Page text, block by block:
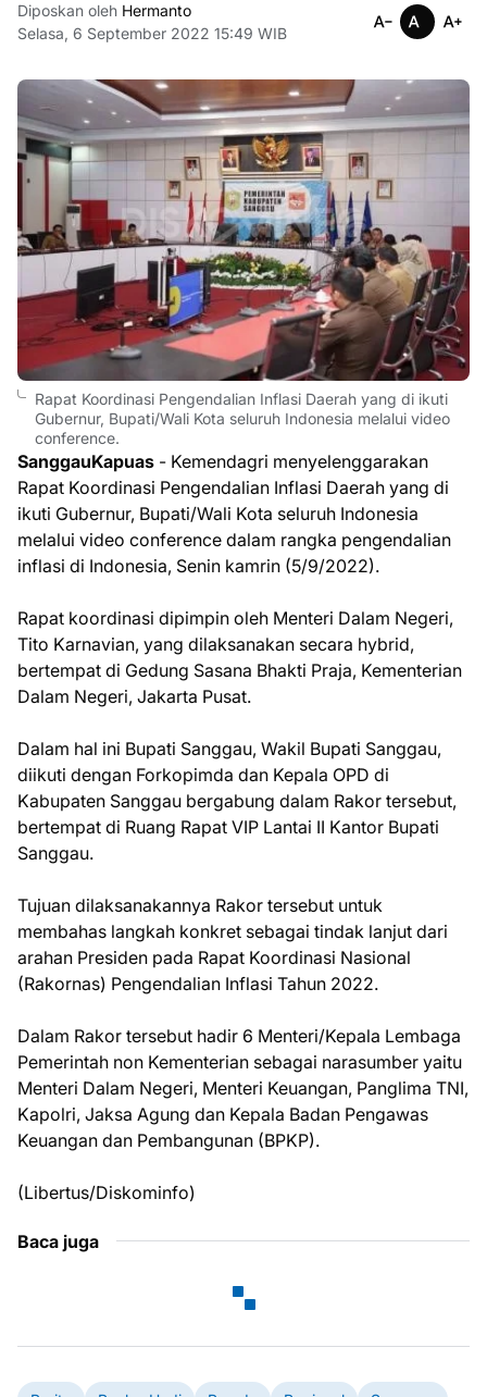
Diposkan oleh Hermanto
Selasa, 6 September 2022 15:49 WIB
Rapat Koordinasi Pengendalian Inflasi Daerah yang di ikuti
Gubernur, Bupati/Wali Kota seluruh Indonesia melalui video
conference.
SanggauKapuas - Kemendagri menyelenggarakan
Rapat Koordinasi Pengendalian Inflasi Daerah yang di
ikuti Gubernur, Bupati/Wali Kota seluruh Indonesia
melalui video conference dalam rangka pengendalian
inflasi di Indonesia, Senin kamrin (5/9/2022).
Rapat koordinasi dipimpin oleh Menteri Dalam Negeri,
Tito Karnavian, yang dilaksanakan secara hybrid,
bertempat di Gedung Sasana Bhakti Praja, Kementerian
Dalam Negeri, Jakarta Pusat.
Dalam hal ini Bupati Sanggau, Wakil Bupati Sanggau,
diikuti dengan Forkopimda dan Kepala OPD di
Kabupaten Sanggau bergabung dalam Rakor tersebut,
bertempat di Ruang Rapat VIP Lantai II Kantor Bupati
Sanggau.
Tujuan dilaksanakannya Rakor tersebut untuk
membahas langkah konkret sebagai tindak lanjut dari
arahan Presiden pada Rapat Koordinasi Nasional
(Rakornas) Pengendalian Inflasi Tahun 2022.
Dalam Rakor tersebut hadir 6 Menteri/Kepala Lembaga
Pemerintah non Kementerian sebagai narasumber yaitu
Menteri Dalam Negeri, Menteri Keuangan, Panglima TNI,
Kapolri, Jaksa Agung dan Kepala Badan Pengawas
Keuangan dan Pembangunan (BPKP).
(Libertus/Diskominfo)
Baca juga